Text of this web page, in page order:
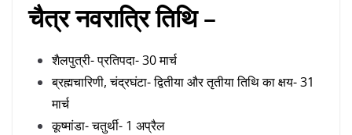
चैत्र नवरात्रि तिथि –
शैलपुत्री- प्रतिपदा- 30 मार्च
ब्रह्मचारिणी, चंद्रघंटा- द्वितीया और तृतीया तिथि का क्षय- 31
मार्च
कूष्मांडा- चतुर्थी- 1 अप्रैल